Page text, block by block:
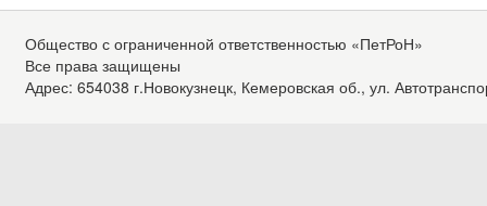
Общество с ограниченной ответственностью «ПетРоН»
Все права защищены
Адрес: 654038 г.Новокузнецк, Кемеровская об., ул.